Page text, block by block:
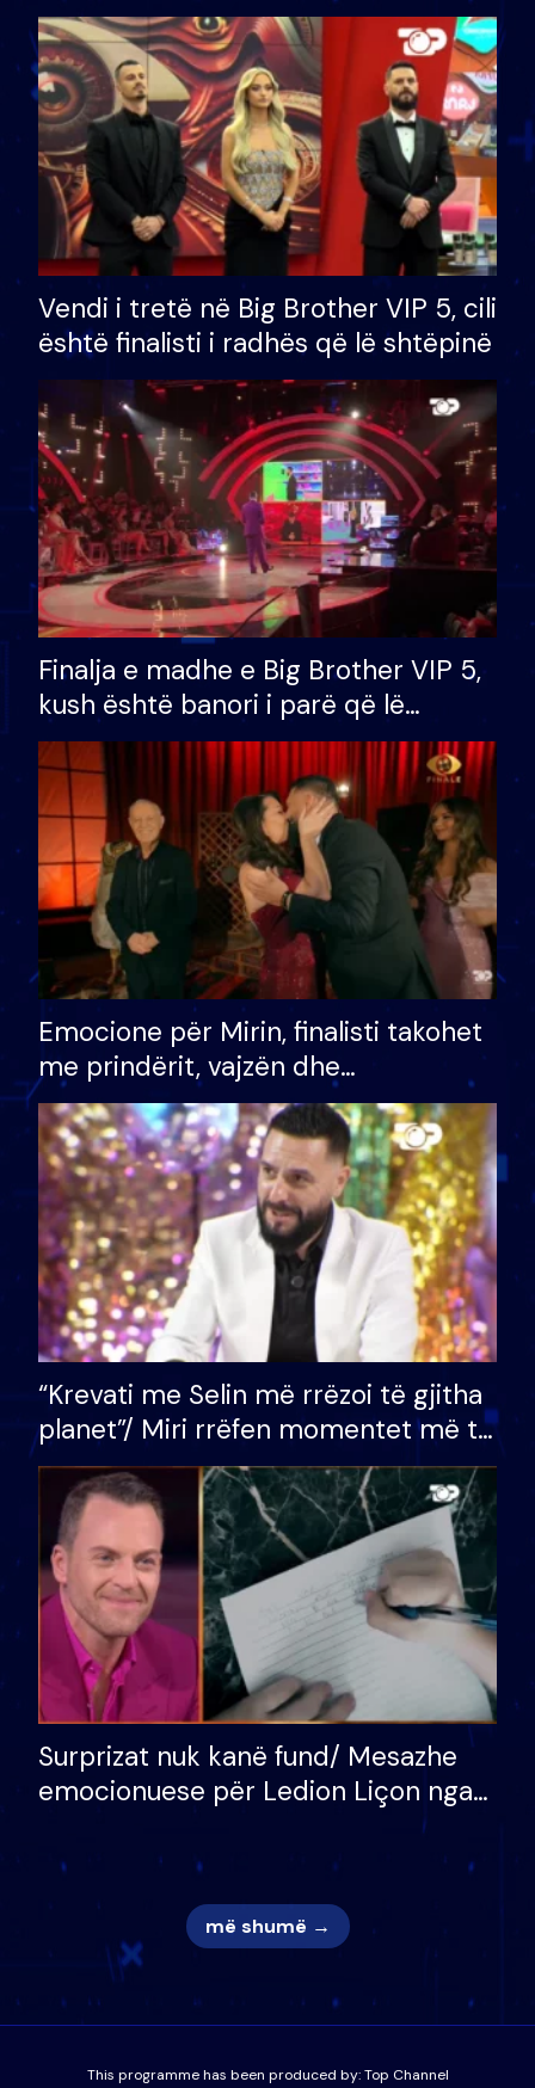
çmimin e madh prej 100 mijë eurosh
Vendi i tretë në Big Brother VIP 5, cili
është finalisti i radhës që lë shtëpinë
Finalja e madhe e Big Brother VIP 5,
kush është banori i parë që lë
shtëpinë dhe humb mundësinë për
të fituar çmimin e madh
Emocione për Mirin, finalisti takohet
me prindërit, vajzën dhe
bashkëshorten: S’kemi ndonjë letër
divorci apo jo?
“Krevati me Selin më rrëzoi të gjitha
planet”/ Miri rrëfen momentet më të
bukura në shtëpinë e BB VIP: Do më
mungojë zilja e mëngjesit kur…
Surprizat nuk kanë fund/ Mesazhe
emocionuese për Ledion Liçon nga
nëna dhe fëmijët e tij, moderatori
nuk i mban dot lotët: Nuk meritoj…
më shumë →
This programme has been produced by:Top Channel